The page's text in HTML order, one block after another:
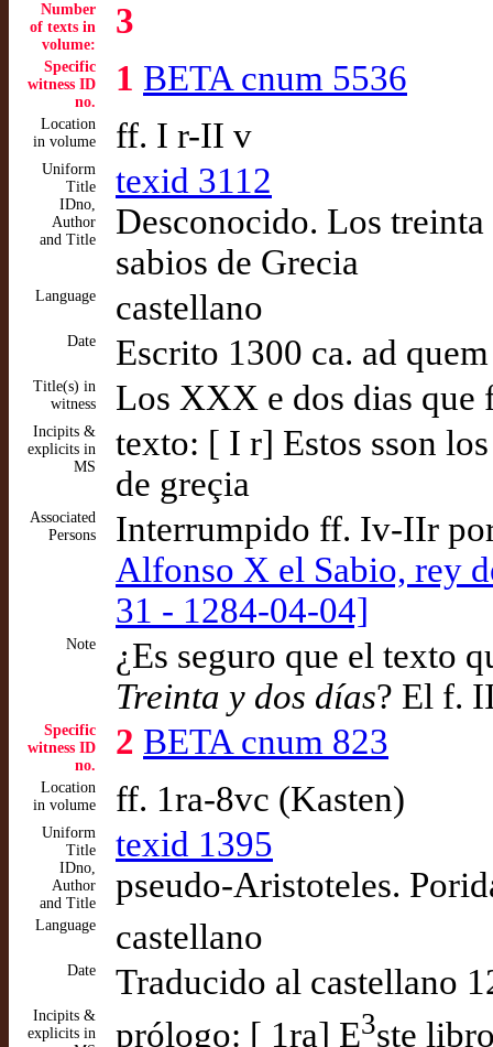
Number
of texts in
volume:
3
Specific
witness ID
no.
1 BETA cnum 5536
Location
in volume
ff. I r-II v
Uniform
Title
IDno,
Author
and Title
texid 3112
Desconocido. Los
sabios de Grecia
Language castellano
Date Escrito 1300 ca. ad quem
Title(s) in
witness
Los XXX e dos dias que
Incipits &
explicits in
MS
texto: [ I r] Estos sson
de greçia
Associated
Persons
Interrumpido ff. Iv-IIr
Alfonso X el Sabio, rey
31 - 1284-04-04]
Note
¿Es seguro que el texto
Treinta y dos días? El f.
Specific
witness ID
no.
2 BETA cnum 823
Location
in volume
ff. 1ra-8vc (Kasten)
Uniform
Title
IDno,
Author
and Title
texid 1395
pseudo-Aristoteles.
Language castellano
Date Traducido al castellano
Incipits &
explicits in
prólogo: [ 1ra] E3ste